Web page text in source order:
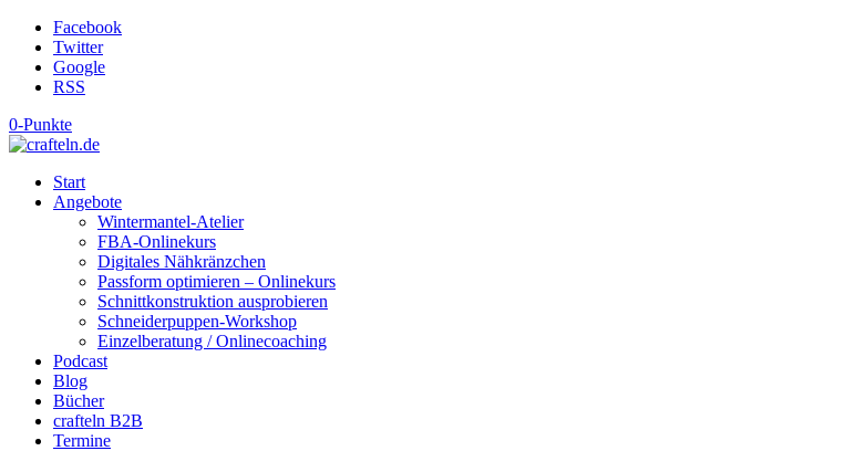
Facebook
Twitter
Google
RSS
0-Punkte
Start
Angebote
Wintermantel-Atelier
FBA-Onlinekurs
Digitales Nähkränzchen
Passform optimieren – Onlinekurs
Schnittkonstruktion ausprobieren
Schneiderpuppen-Workshop
Einzelberatung / Onlinecoaching
Podcast
Blog
Bücher
crafteln B2B
Termine